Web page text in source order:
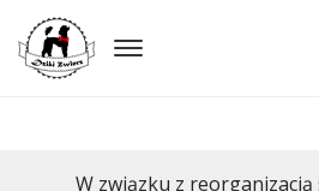
W związku z